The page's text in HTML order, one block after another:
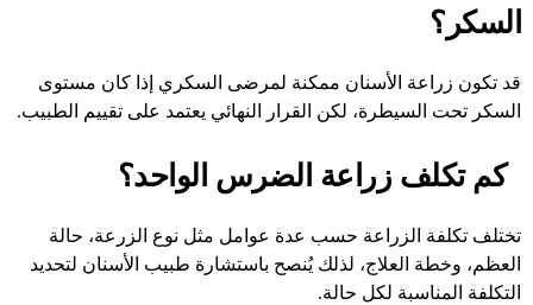
السكر؟
قد تكون زراعة الأسنان ممكنة لمرضى السكري إذا كان مستوى
السكر تحت السيطرة، لكن القرار النهائي يعتمد على تقييم الطبيب.
كم تكلف زراعة الضرس الواحد؟
تختلف تكلفة الزراعة حسب عدة عوامل مثل نوع الزرعة، حالة
العظم، وخطة العلاج، لذلك يُنصح باستشارة طبيب الأسنان لتحديد
التكلفة المناسبة لكل حالة.